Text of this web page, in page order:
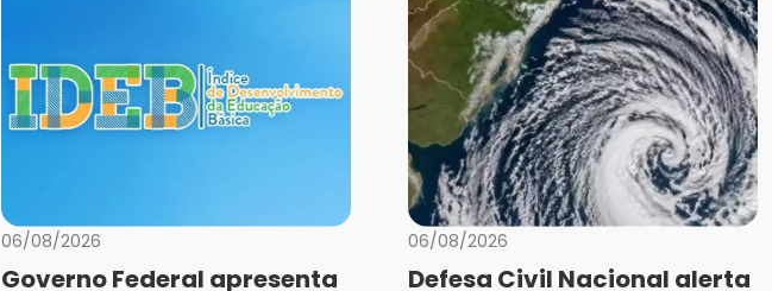
06/08/2026
Governo Federal apresenta
06/08/2026
Defesa Civil Nacional alerta